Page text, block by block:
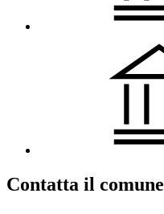
Contatta il comune